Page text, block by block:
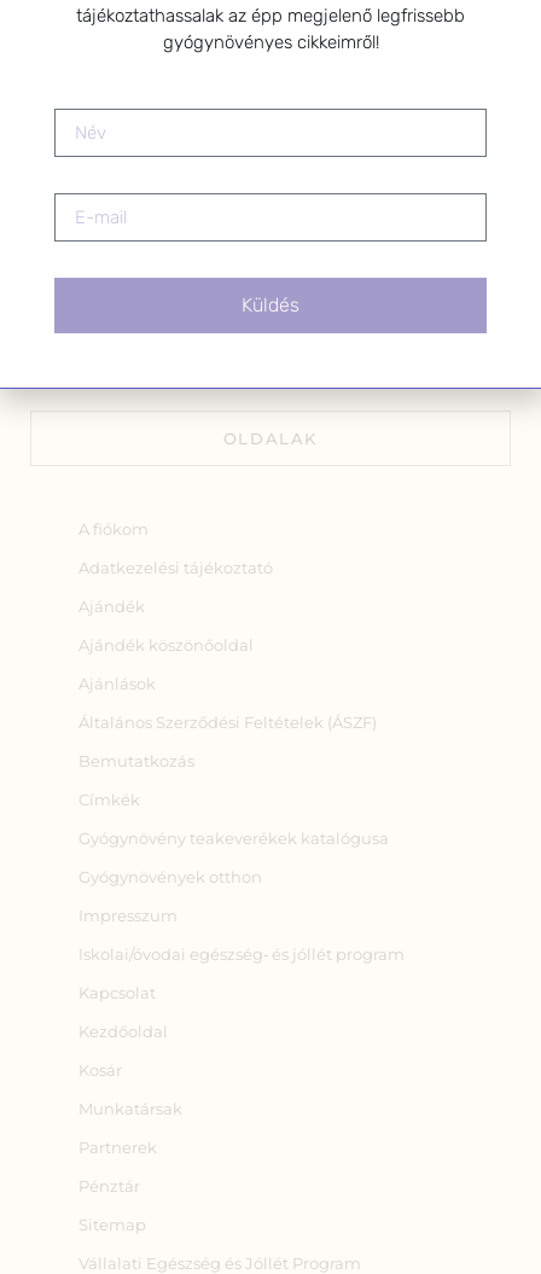
Kérlek a feliratkozáshoz fogadd el
Hozzájárulok, hogy az
Adatkezelési tájékoztatóban
foglaltak szerint a HerbClinic
A hírlevélről bármikor
leiratkozhatsz a levél alján található
linkre kattintva.
OLDALAK
A fiókom
Adatkezelési tájékoztató
Ajándék
Ajándék köszönőoldal
Ajánlások
Általános Szerződési Feltételek (ÁSZF)
Bemutatkozás
Címkék
Gyógynövény teakeverékek katalógusa
Gyógynövények otthon
Impresszum
Iskolai/óvodai egészség‑ és jóllét program
Kapcsolat
Kezdőoldal
Kosár
Munkatársak
Partnerek
Pénztár
Sitemap
Vállalati Egészség és Jóllét Program
tájékoztathassalak az épp megjelenő legfrissebb
gyógynövényes cikkeimről!
Küldés